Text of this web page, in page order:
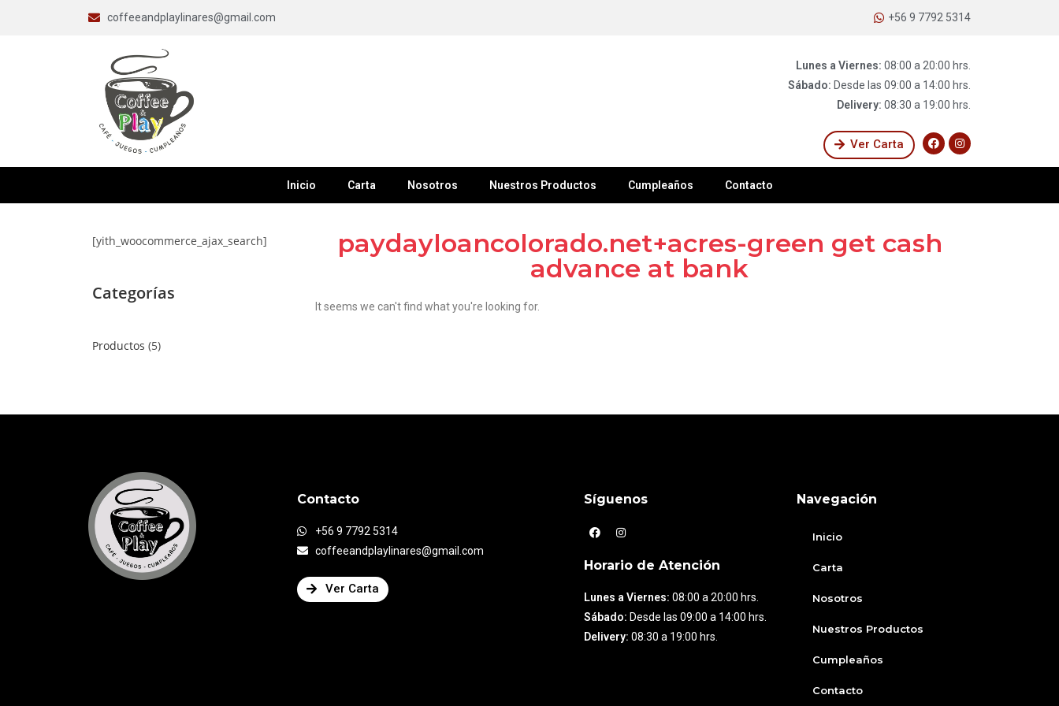
coffeeandplaylinares@gmail.com +56 9 7792 5314
Lunes a Viernes: 08:00 a 20:00 hrs.
Sábado: Desde las 09:00 a 14:00 hrs.
Delivery: 08:30 a 19:00 hrs.
Ver Carta
Inicio Carta Nosotros Nuestros Productos Cumpleaños Contacto
[yith_woocommerce_ajax_search]
Categorías
Productos 5
paydayloancolorado.net+acres-green get cash
advance at bank
It seems we can't find what you're looking for.
Contacto
+56 9 7792 5314
coffeeandplaylinares@gmail.com
Ver Carta
Síguenos
Horario de Atención
Lunes a Viernes: 08:00 a 20:00 hrs.
Sábado: Desde las 09:00 a 14:00 hrs.
Delivery: 08:30 a 19:00 hrs.
Navegación
Inicio
Carta
Nosotros
Nuestros Productos
Cumpleaños
Contacto